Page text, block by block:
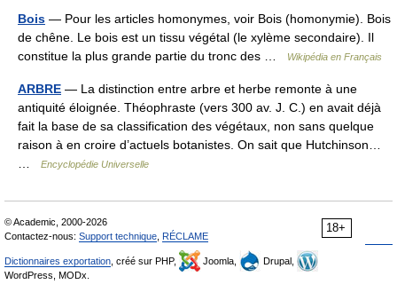
Bois — Pour les articles homonymes, voir Bois (homonymie). Bois
de chêne. Le bois est un tissu végétal (le xylème secondaire). Il
constitue la plus grande partie du tronc des …
Wikipédia en Français
ARBRE — La distinction entre arbre et herbe remonte à une
antiquité éloignée. Théophraste (vers 300 av. J. C.) en avait déjà
fait la base de sa classification des végétaux, non sans quelque
raison à en croire d’actuels botanistes. On sait que Hutchinson…
Encyclopédie Universelle
18+
© Academic, 2000-2026
Contactez-nous: Support technique RÉCLAME
Dictionnaires exportation , créé sur PHP, Joomla,
Drupal,
WordPress, MODx.